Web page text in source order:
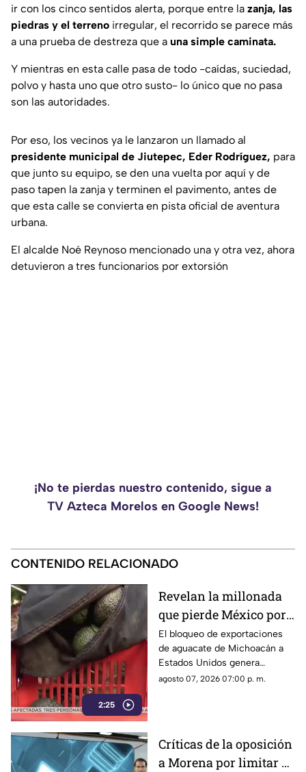
ir con los cinco sentidos alerta, porque entre la zanja, las
piedras y el terreno irregular, el recorrido se parece más
a una prueba de destreza que a una simple caminata.
Y mientras en esta calle pasa de todo -caídas, suciedad,
polvo y hasta uno que otro susto- lo único que no pasa
son las autoridades.
Por eso, los vecinos ya le lanzaron un llamado al
presidente municipal de Jiutepec, Eder Rodríguez, para
que junto su equipo, se den una vuelta por aquí y de
paso tapen la zanja y terminen el pavimento, antes de
que esta calle se convierta en pista oficial de aventura
urbana.
El alcalde Noé Reynoso mencionado una y otra vez, ahora
detuvieron a tres funcionarios por extorsión
¡No te pierdas nuestro contenido, sigue a
TV Azteca Morelos en Google News!
CONTENIDO RELACIONADO
2:25
Revelan la millonada
que pierde México por
el bloqueo de Estados
Unidos al aguacate de
Michoacán
El bloqueo de exportaciones
de aguacate de Michoacán a
Estados Unidos genera
pérdidas millonarias.
agosto 07, 2026 07:00 p. m.
Críticas de la oposición
a Morena por limitar el